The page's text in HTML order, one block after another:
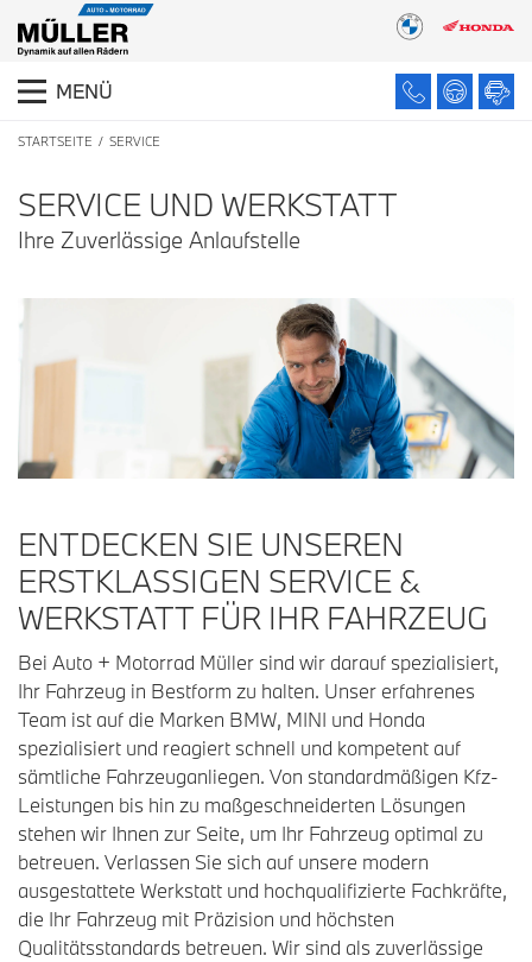
MENÜ
STARTSEITE SERVICE
SERVICE UND WERKSTATT
Ihre Zuverlässige Anlaufstelle
ENTDECKEN SIE UNSEREN
ERSTKLASSIGEN SERVICE &
WERKSTATT FÜR IHR FAHRZEUG
Bei Auto + Motorrad Müller sind wir darauf spezialisiert,
Ihr Fahrzeug in Bestform zu halten. Unser erfahrenes
Team ist auf die Marken BMW, MINI und Honda
spezialisiert und reagiert schnell und kompetent auf
sämtliche Fahrzeuganliegen. Von standardmäßigen Kfz-
Leistungen bis hin zu maßgeschneiderten Lösungen
stehen wir Ihnen zur Seite, um Ihr Fahrzeug optimal zu
betreuen. Verlassen Sie sich auf unsere modern
ausgestattete Werkstatt und hochqualifizierte Fachkräfte,
die Ihr Fahrzeug mit Präzision und höchsten
Qualitätsstandards betreuen. Wir sind als zuverlässige